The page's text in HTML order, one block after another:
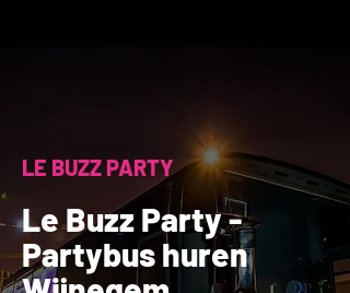
LE BUZZ PARTY
Le Buzz Party -
Partybus huren